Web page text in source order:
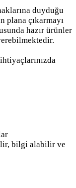
duyduğu
plana çıkarmayı
hazır ürünler
bilgi alabilir ve